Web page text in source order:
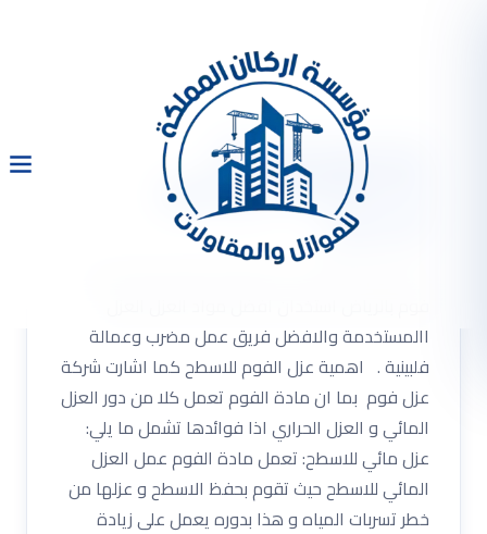
عزل فوم بالرياض
0533334179 عزل فوم
للاسطح
االمستخدمة والافضل فريق عمل مضرب وعمالة
فلبينية . اهمية عزل الفوم للاسطح كما اشارت شركة
عزل فوم بما ان مادة الفوم تعمل كلا من دور العزل
المائي و العزل الحراري اذا فوائدها تشمل ما يلي:
عزل مائي للاسطح: تعمل مادة الفوم عمل العزل
المائي للاسطح حيث تقوم بحفظ الاسطح و عزلها من
خطر تسربات المياه و هذا بدوره يعمل على زيادة